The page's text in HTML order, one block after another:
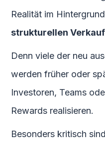
Realität im
strukturellen
Denn viele der neu
werden früher oder
Investoren, Teams
Rewards realisieren.
Besonders kritisch